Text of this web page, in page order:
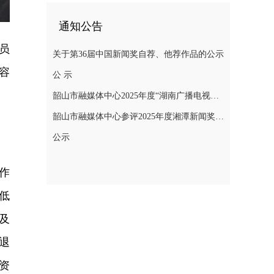
通知公告
关于第36届中国新闻奖自荐、他荐作品的公示
公 示
韶山市融媒体中心2025年度“湖南广播电视奖”县融专项奖参评作品公示
韶山市融媒体中心参评2025年度湘潭新闻奖评选作品公示
公示